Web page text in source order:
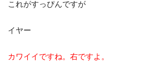
これがすっぴんですが
イヤー
カワイイですね。右ですよ。